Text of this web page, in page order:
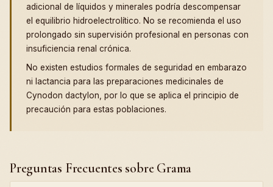
adicional de líquidos y minerales podría descompensar
el equilibrio hidroelectrolítico. No se recomienda el uso
prolongado sin supervisión profesional en personas con
insuficiencia renal crónica.
No existen estudios formales de seguridad en embarazo
ni lactancia para las preparaciones medicinales de
Cynodon dactylon, por lo que se aplica el principio de
precaución para estas poblaciones.
Preguntas Frecuentes sobre Grama